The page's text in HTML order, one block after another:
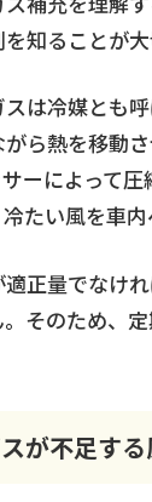
知ることが大
は冷媒とも
ら熱を移動
ーによって
たい風を車内
正量でなけ
そのため、
が不足す